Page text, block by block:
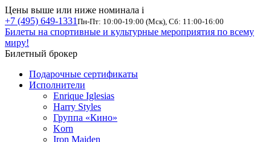
Цены выше или ниже номинала i
+7 (495) 649-1331 Пн-Пт: 10:00-19:00 (Мск), Сб: 11:00-16:00
Билеты на спортивные и культурные мероприятия по всему
миру!
Билетный брокер
Подарочные сертификаты
Исполнители
Enrique Iglesias
Harry Styles
Группа «Кино»
Korn
Iron Maiden